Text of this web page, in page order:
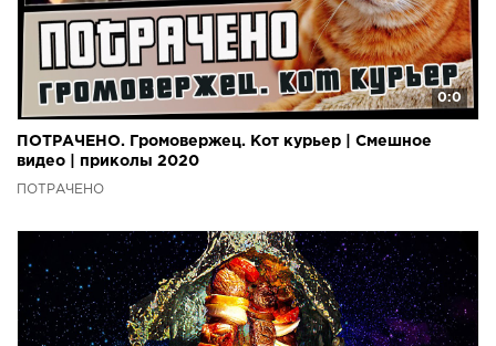
0:0
ПОТРАЧЕНО. Громовержец. Кот курьер | Смешное
видео | приколы 2020
ПОТРАЧЕНО